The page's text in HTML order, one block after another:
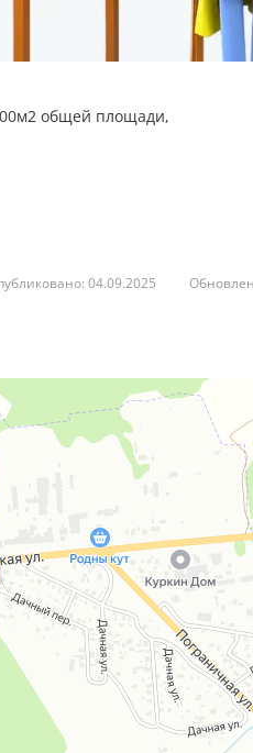
общей площади,
04.09.2025